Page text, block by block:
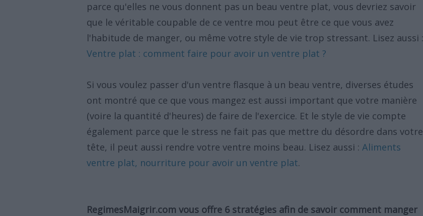
parce qu'elles ne vous donnent pas un beau ventre plat, vous devriez savoir
que le véritable coupable de ce ventre mou peut être ce que vous avez
l'habitude de manger, ou même votre style de vie trop stressant. Lisez aussi :
Ventre plat : comment faire pour avoir un ventre plat ?
Si vous voulez passer d'un ventre flasque à un beau ventre, diverses études
ont montré que ce que vous mangez est aussi important que votre manière
(voire la quantité d'heures) de faire de l'exercice. Et le style de vie compte
également parce que le stress ne fait pas que mettre du désordre dans votre
tête, il peut aussi rendre votre ventre moins beau. Lisez aussi : Aliments
ventre plat, nourriture pour avoir un ventre plat.
RegimesMaigrir.com vous offre 6 stratégies afin de savoir comment manger